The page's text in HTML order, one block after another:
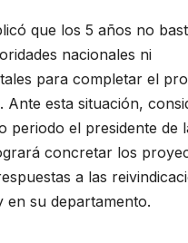
que los 5 años no
nacionales ni
para completar el
Ante esta situación,
periodo el presidente de
concretar los
a las
en su departamento.